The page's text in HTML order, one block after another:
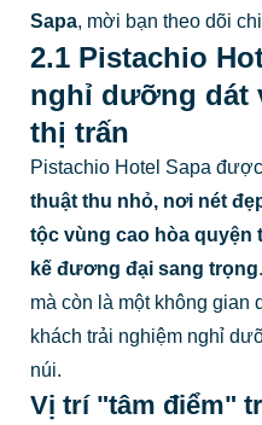
Sapa, mời bạn theo dõi
2.1 Pistachio
nghỉ dưỡng dát
thị trấn
Pistachio Hotel Sapa
thuật thu nhỏ, nơi nét
tộc vùng cao hòa quyện
kế đương đại sang trọng
mà còn là một không gian
khách trải nghiệm nghỉ
núi.
Vị trí "tâm điểm"